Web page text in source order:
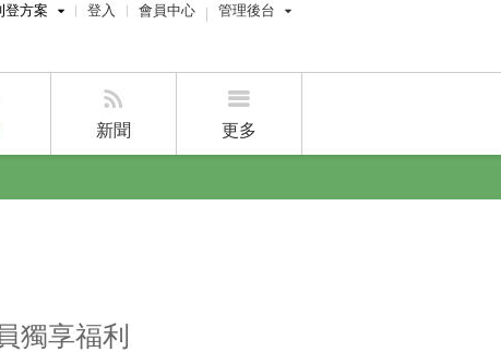
登方案
刊登
登入 會員中心 管理後台
經紀人員管理後台
新聞 更多
獨享福利